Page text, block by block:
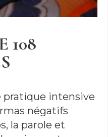
108
pratique intensive
négatifs
la parole et